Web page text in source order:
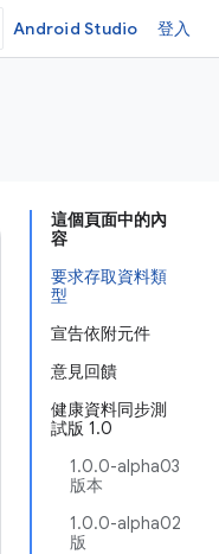
Android Studio 登入
這個頁面中的內
容
要求存取資料類
型
宣告依附元件
意見回饋
健康資料同步測
試版 1.0
1.0.0-alpha03
版本
1.0.0-alpha02
版